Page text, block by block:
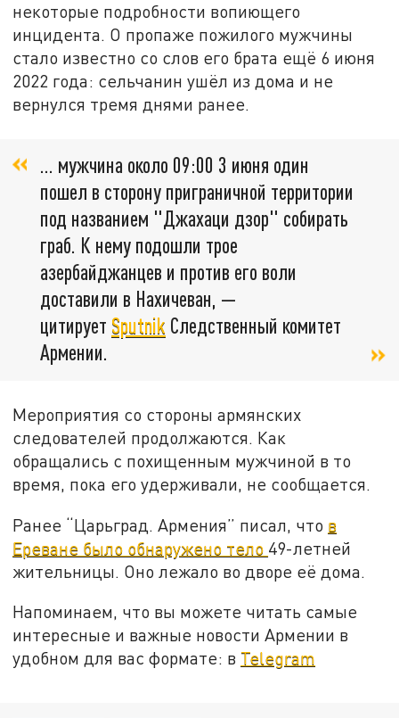
некоторые подробности вопиющего
инцидента. О пропаже пожилого мужчины
стало известно со слов его брата ещё 6 июня
2022 года: сельчанин ушёл из дома и не
вернулся тремя днями ранее.
… мужчина около 09:00 3 июня один
пошел в сторону приграничной территории
под названием "Джахаци дзор" собирать
граб. К нему подошли трое
азербайджанцев и против его воли
доставили в Нахичеван, —
цитирует Sputnik Следственный комитет
Армении.
Мероприятия со стороны армянских
следователей продолжаются. Как
обращались с похищенным мужчиной в то
время, пока его удерживали, не сообщается.
Ранее “Царьград. Армения” писал, что в
Ереване было обнаружено тело 49-летней
жительницы. Оно лежало во дворе её дома.
Напоминаем, что вы можете читать самые
интересные и важные новости Армении в
удобном для вас формате: в Telegram